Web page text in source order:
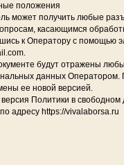
положения
может получить любые
касающимся
к Оператору с помощью
будут отражены
данных Оператором.
ее новой версией.
версия Политики в
адресу https://vivalaborsa.ru